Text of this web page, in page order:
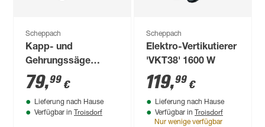
Scheppach
Kapp- und
Gehrungssäge
'MT210L' 1500 W
79,99 €
Lieferung nach Hause
Verfügbar in Troisdorf
Scheppach
Elektro-Vertikutierer
'VKT38' 1600 W
119,99 €
Lieferung nach Hause
Verfügbar in Troisdorf
Nur wenige verfügbar